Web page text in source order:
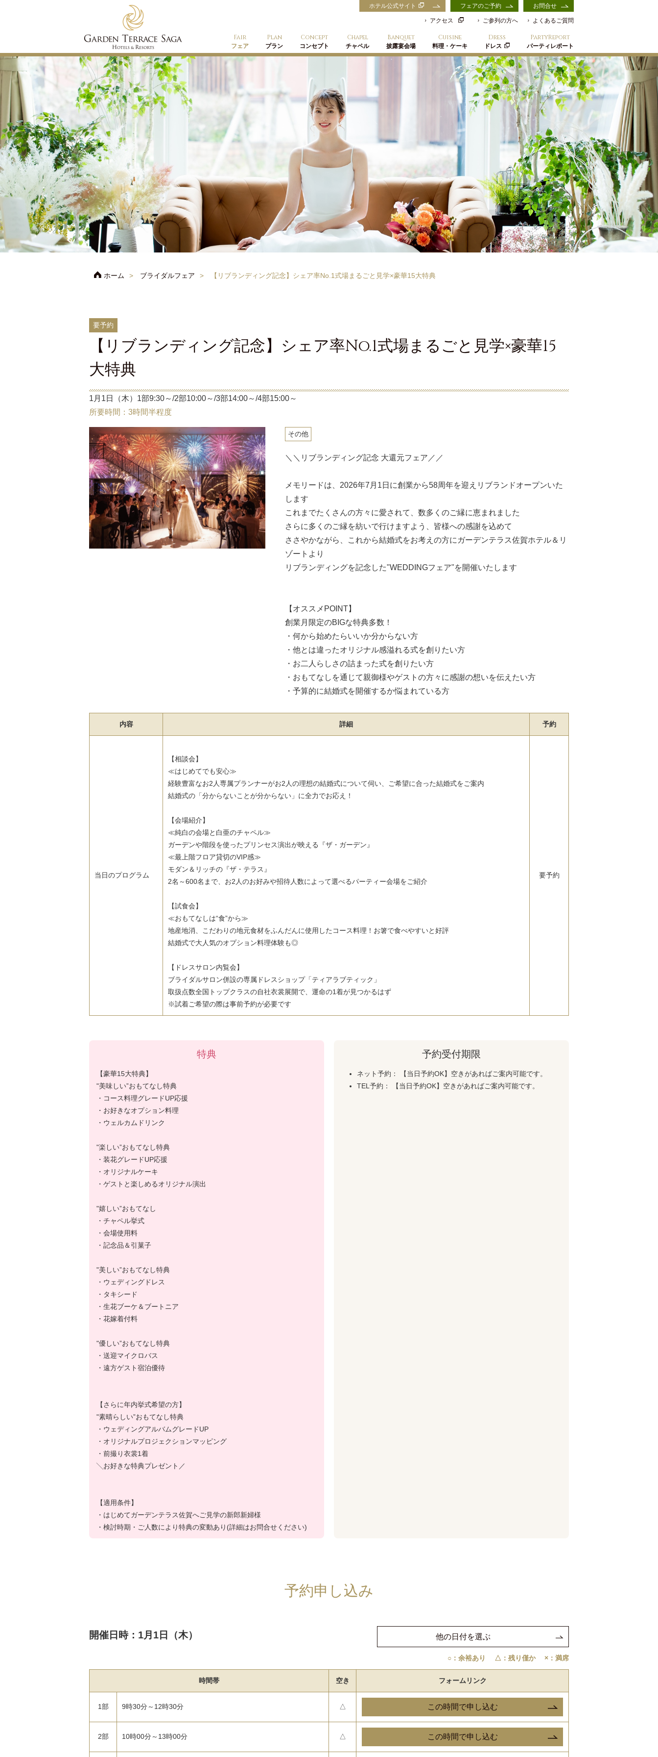
ホテル公式サイト フェアのご予約 お問合せ
アクセス ご参列の方へ よくあるご質問
Fair
フェア
Plan
プラン
Concept
コンセプト
Chapel
チャペル
Banquet
披露宴会場
Cuisine
料理・ケーキ
Dress
ドレス
PartyReport
パーティレポート
ホーム ブライダルフェア 【リブランディング記念】シェア率No.1式場まるごと見学×豪華15大特典
要予約
【リブランディング記念】シェア率No.1式場まるごと見学×豪華15
大特典
1月1日（木）1部9:30～/2部10:00～/3部14:00～/4部15:00～
所要時間：3時間半程度
その他
＼＼リブランディング記念 大還元フェア／／
メモリードは、2026年7月1日に創業から58周年を迎えリブランドオープンいた
します
これまでたくさんの方々に愛されて、数多くのご縁に恵まれました
さらに多くのご縁を紡いで行けますよう、皆様への感謝を込めて
ささやかながら、これから結婚式をお考えの方にガーデンテラス佐賀ホテル＆リ
ゾートより
リブランディングを記念した"WEDDINGフェア"を開催いたします
【オススメPOINT】
創業月限定のBIGな特典多数！
・何から始めたらいいか分からない方
・他とは違ったオリジナル感溢れる式を創りたい方
・お二人らしさの詰まった式を創りたい方
・おもてなしを通じて親御様やゲストの方々に感謝の想いを伝えたい方
・予算的に結婚式を開催するか悩まれている方
内容 詳細 予約
当日のプログラム
【相談会】
≪はじめてでも安心≫
経験豊富なお2人専属プランナーがお2人の理想の結婚式について伺い、ご希望に合った結婚式をご案内
結婚式の「分からないことが分からない」に全力でお応え！
【会場紹介】
≪純白の会場と白亜のチャペル≫
ガーデンや階段を使ったプリンセス演出が映える『ザ・ガーデン』
≪最上階フロア貸切のVIP感≫
モダン＆リッチの『ザ・テラス』
2名～600名まで、お2人のお好みや招待人数によって選べるパーティー会場をご紹介
【試食会】
≪おもてなしは“食”から≫
地産地消、こだわりの地元食材をふんだんに使用したコース料理！お箸で食べやすいと好評
結婚式で大人気のオプション料理体験も◎
【ドレスサロン内覧会】
ブライダルサロン併設の専属ドレスショップ「ティアラブティック」
取扱点数全国トップクラスの自社衣裳展開で、運命の1着が見つかるはず
※試着ご希望の際は事前予約が必要です
要予約
特典
【豪華15大特典】
"美味しい”おもてなし特典
・コース料理グレードUP応援
・お好きなオプション料理
・ウェルカムドリンク
"楽しい”おもてなし特典
・装花グレードUP応援
・オリジナルケーキ
・ゲストと楽しめるオリジナル演出
"嬉しい”おもてなし
・チャペル挙式
・会場使用料
・記念品＆引菓子
"美しい”おもてなし特典
・ウェディングドレス
・タキシード
・生花ブーケ＆ブートニア
・花嫁着付料
"優しい”おもてなし特典
・送迎マイクロバス
・遠方ゲスト宿泊優待
【さらに年内挙式希望の方】
"素晴らしい”おもてなし特典
・ウェディングアルバムグレードUP
・オリジナルプロジェクションマッピング
・前撮り衣裳1着
╲お好きな特典プレゼント／
【適用条件】
・はじめてガーデンテラス佐賀へご見学の新郎新婦様
・検討時期・ご人数により特典の変動あり(詳細はお問合せください)
予約受付期限
ネット予約： 【当日予約OK】空きがあればご案内可能です。
TEL予約： 【当日予約OK】空きがあればご案内可能です。
予約申し込み
開催日時：1月1日（木） 他の日付を選ぶ
○：余裕あり △：残り僅か ×：満席
時間帯 空き フォームリンク
1部 9時30分～12時30分 △
2部 10時00分～13時00分 △